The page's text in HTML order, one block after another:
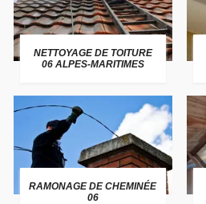
NETTOYAGE DE TOITURE
06 ALPES-MARITIMES
RAMONAGE DE CHEMINÉE
06